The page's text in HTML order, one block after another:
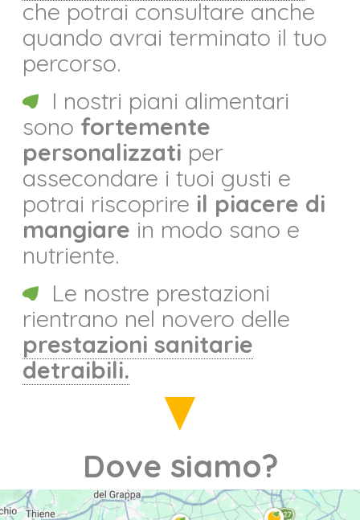
che potrai consultare anche
quando avrai terminato il tuo
percorso.
I nostri piani alimentari
sono fortemente
personalizzati per
assecondare i tuoi gusti e
potrai riscoprire il piacere di
mangiare in modo sano e
nutriente.
Le nostre prestazioni
rientrano nel novero delle
prestazioni sanitarie
detraibili.
Dove siamo?